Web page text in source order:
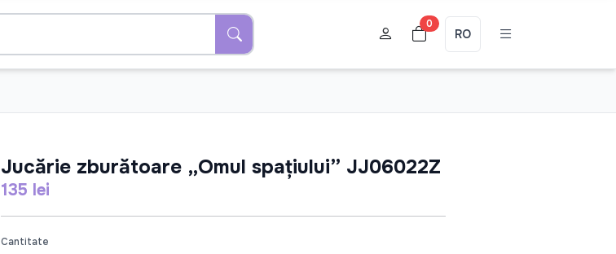
0
RO
Jucărie zburătoare „Omul spațiului” JJ06022Z
135 lei
Cantitate